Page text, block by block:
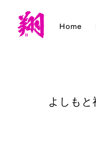
Home
よしもと